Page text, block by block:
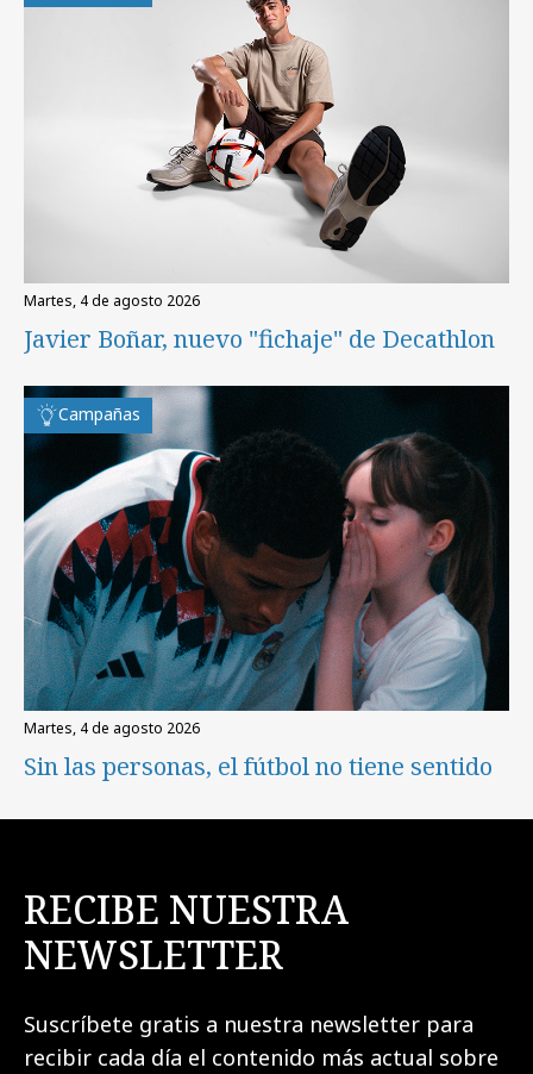
martes, 4 de agosto 2026
Javier Boñar, nuevo "fichaje" de Decathlon
Campañas
martes, 4 de agosto 2026
Sin las personas, el fútbol no tiene sentido
RECIBE NUESTRA
NEWSLETTER
Suscríbete gratis a nuestra newsletter para
recibir cada día el contenido más actual sobre